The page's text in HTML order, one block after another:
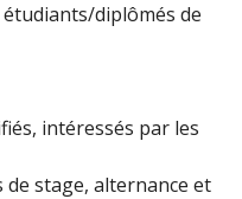
diplômés de
intéressés par les
stage, alternance et